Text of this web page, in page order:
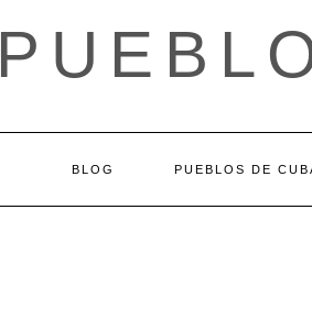
BLOG PUEBLOS DE